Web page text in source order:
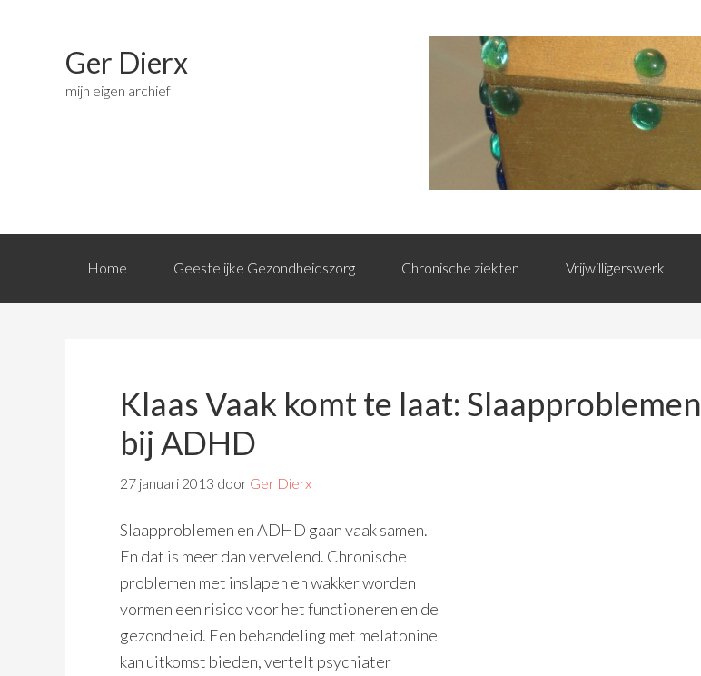
Ger Dierx
mijn eigen archief
Home Geestelijke Gezondheidszorg Chronische ziekten Vrijwilligerswerk
Klaas Vaak komt te laat: Slaapproblemen
bij ADHD
27 januari 2013 door Ger Dierx
Slaapproblemen en ADHD gaan vaak samen.
En dat is meer dan vervelend. Chronische
problemen met inslapen en wakker worden
vormen een risico voor het functioneren en de
gezondheid. Een behandeling met melatonine
kan uitkomst bieden, vertelt psychiater